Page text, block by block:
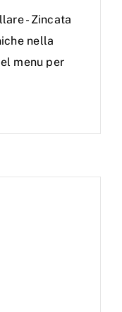
- Zincata
nella
menu per